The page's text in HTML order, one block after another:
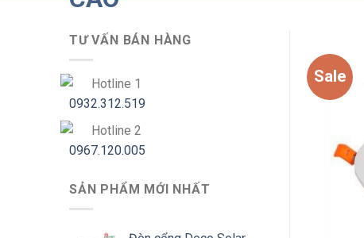
Sale
TƯ VẤN BÁN HÀNG
Hotline 1
0932.312.519
Hotline 2
0967.120.005
SẢN PHẨM MỚI NHẤT